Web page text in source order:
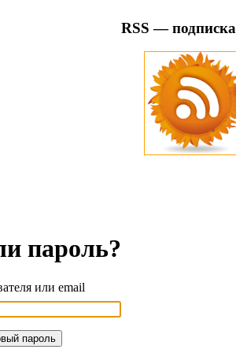
пароль?
или email
RSS — подписка